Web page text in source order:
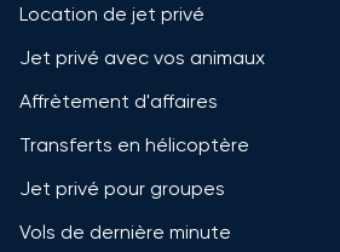
Location de jet privé
Jet privé avec vos animaux
Affrètement d'affaires
Transferts en hélicoptère
Jet privé pour groupes
Vols de dernière minute